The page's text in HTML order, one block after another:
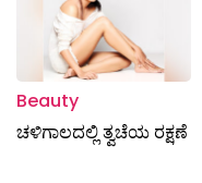
Beauty
ಚಳಿಗಾಲದಲ್ಲಿ ತ್ವಚೆಯ ರಕ್ಷಣೆ